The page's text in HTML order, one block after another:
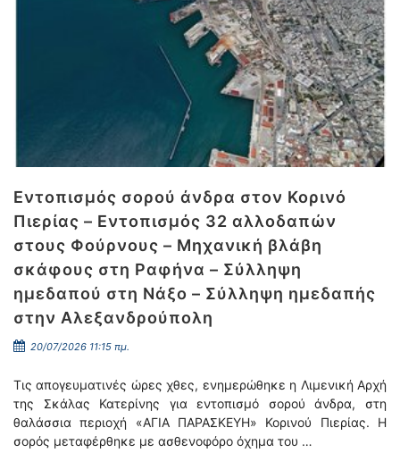
Εντοπισμός σορού άνδρα στον Κορινό
Πιερίας – Εντοπισμός 32 αλλοδαπών
στους Φούρνους – Μηχανική βλάβη
σκάφους στη Ραφήνα – Σύλληψη
ημεδαπού στη Νάξο – Σύλληψη ημεδαπής
στην Αλεξανδρούπολη
20/07/2026 11:15 πμ.
Τις απογευματινές ώρες χθες, ενημερώθηκε η Λιμενική Αρχή
της Σκάλας Κατερίνης για εντοπισμό σορού άνδρα, στη
θαλάσσια περιοχή «ΑΓΙΑ ΠΑΡΑΣΚΕΥΗ» Κορινού Πιερίας. Η
σορός μεταφέρθηκε με ασθενοφόρο όχημα του …